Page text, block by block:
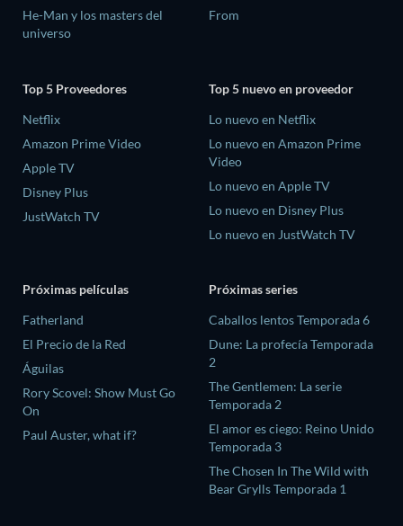
He-Man y los masters del
universo
From
Top 5 Proveedores
Netflix
Amazon Prime Video
Apple TV
Disney Plus
JustWatch TV
Top 5 nuevo en proveedor
Lo nuevo en Netflix
Lo nuevo en Amazon Prime
Video
Lo nuevo en Apple TV
Lo nuevo en Disney Plus
Lo nuevo en JustWatch TV
Próximas películas
Fatherland
El Precio de la Red
Águilas
Rory Scovel: Show Must Go
On
Paul Auster, what if?
Próximas series
Caballos lentos Temporada 6
Dune: La profecía Temporada
2
The Gentlemen: La serie
Temporada 2
El amor es ciego: Reino Unido
Temporada 3
The Chosen In The Wild with
Bear Grylls Temporada 1